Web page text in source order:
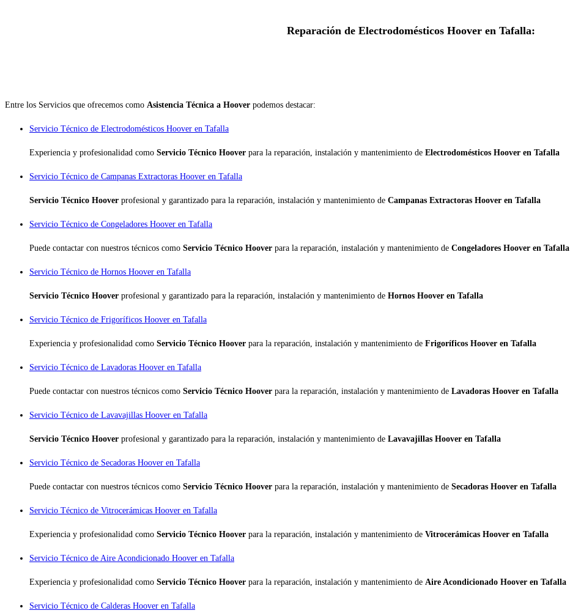
Reparación de Electrodomésticos Hoover en Tafalla:
Entre los Servicios que ofrecemos como Asistencia Técnica a Hoover podemos destacar:
Servicio Técnico de Electrodomésticos Hoover en Tafalla
Experiencia y profesionalidad como Servicio Técnico Hoover para la reparación, instalación y mantenimiento de Electrodomésticos Hoover en Tafalla
Servicio Técnico de Campanas Extractoras Hoover en Tafalla
Servicio Técnico Hoover profesional y garantizado para la reparación, instalación y mantenimiento de Campanas Extractoras Hoover en Tafalla
Servicio Técnico de Congeladores Hoover en Tafalla
Puede contactar con nuestros técnicos como Servicio Técnico Hoover para la reparación, instalación y mantenimiento de Congeladores Hoover en Tafalla
Servicio Técnico de Hornos Hoover en Tafalla
Servicio Técnico Hoover profesional y garantizado para la reparación, instalación y mantenimiento de Hornos Hoover en Tafalla
Servicio Técnico de Frigoríficos Hoover en Tafalla
Experiencia y profesionalidad como Servicio Técnico Hoover para la reparación, instalación y mantenimiento de Frigoríficos Hoover en Tafalla
Servicio Técnico de Lavadoras Hoover en Tafalla
Puede contactar con nuestros técnicos como Servicio Técnico Hoover para la reparación, instalación y mantenimiento de Lavadoras Hoover en Tafalla
Servicio Técnico de Lavavajillas Hoover en Tafalla
Servicio Técnico Hoover profesional y garantizado para la reparación, instalación y mantenimiento de Lavavajillas Hoover en Tafalla
Servicio Técnico de Secadoras Hoover en Tafalla
Puede contactar con nuestros técnicos como Servicio Técnico Hoover para la reparación, instalación y mantenimiento de Secadoras Hoover en Tafalla
Servicio Técnico de Vitrocerámicas Hoover en Tafalla
Experiencia y profesionalidad como Servicio Técnico Hoover para la reparación, instalación y mantenimiento de Vitrocerámicas Hoover en Tafalla
Servicio Técnico de Aire Acondicionado Hoover en Tafalla
Experiencia y profesionalidad como Servicio Técnico Hoover para la reparación, instalación y mantenimiento de Aire Acondicionado Hoover en Tafalla
Servicio Técnico de Calderas Hoover en Tafalla